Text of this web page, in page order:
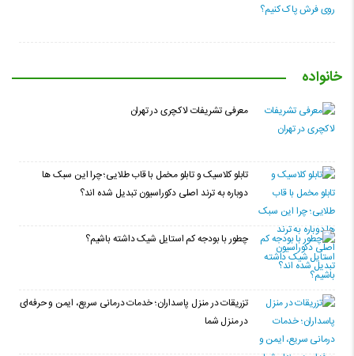
خانواده
معرفی تشریفات لاکچری در تهران
تابلو کلاسیک و تابلو مخمل با قاب طلایی؛ چرا این سبک ها
دوباره به ترند اصلی دکوراسیون تبدیل شده اند؟
چطور با بودجه کم استایل شیک داشته باشیم؟
تزریقات در منزل پاسداران؛ خدمات درمانی سریع، ایمن و حرفه‌ای
در منزل شما